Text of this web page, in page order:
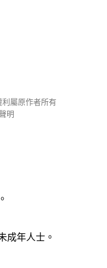
屬原作者所有
明
成年人士。